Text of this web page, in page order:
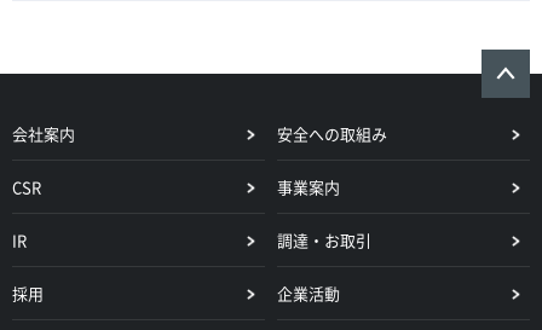
会社案内 安全への取組み
CSR 事業案内
IR 調達・お取引
採用 企業活動